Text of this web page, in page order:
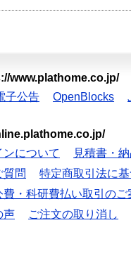
www.plathome.co.jp/
子公告 OpenBlocks
について
見積書・
質問
特定商取引法に
費・科研費払い取引のご
声 ご注文の取り消し